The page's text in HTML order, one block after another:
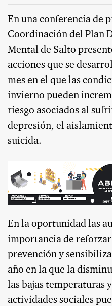
En una conferencia de
Coordinación del Plan
Mental de Salto
acciones que se
mes en el que las
invierno pueden
riesgo asociados al
depresión, el
suicida.
En la oportunidad las
importancia de reforzar
prevención y
año en la que la
las bajas temperaturas
actividades sociales